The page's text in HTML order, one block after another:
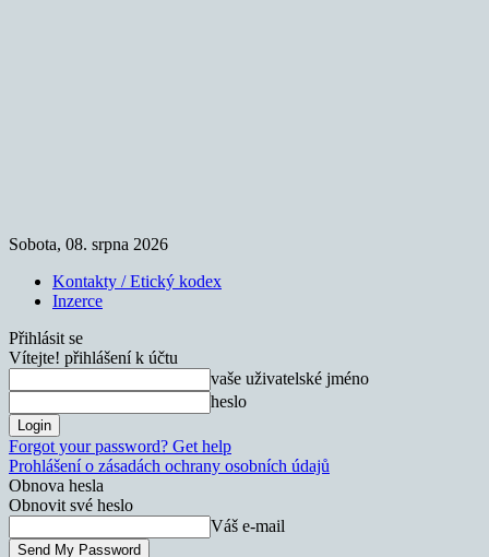
Sobota, 08. srpna 2026
Kontakty / Etický kodex
Inzerce
Přihlásit se
Vítejte! přihlášení k účtu
vaše uživatelské jméno
heslo
Forgot your password? Get help
Prohlášení o zásadách ochrany osobních údajů
Obnova hesla
Obnovit své heslo
Váš e-mail